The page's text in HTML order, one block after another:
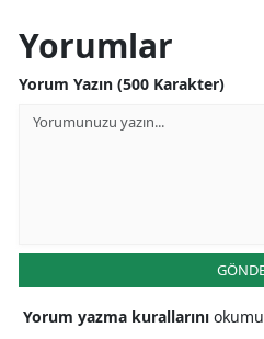
Yorumlar
Yorum Yazın (500 Karakter)
Yorum yazma kurallarını